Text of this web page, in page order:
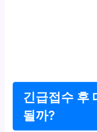
긴급접수 후
될까?